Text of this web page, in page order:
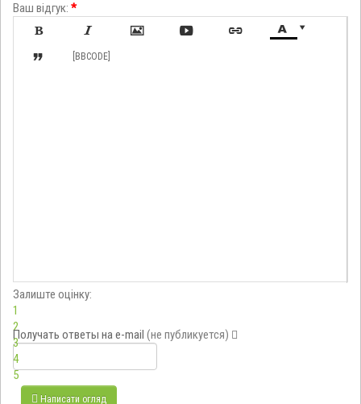
Ваш відгук: *

     
 [BBCODE]
Залиште оцінку:
1
2
3
4
5
Получать ответы на e-mail (не публикуется)
Написати огляд